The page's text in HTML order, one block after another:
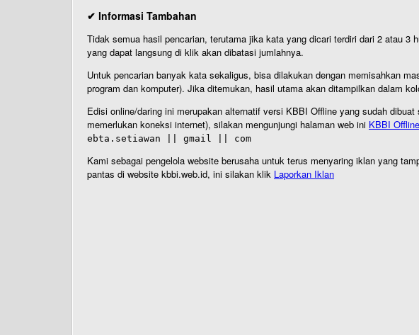
✔ Informasi Tambahan
Tidak semua hasil pencarian, terutama jika kata yang dicari terdiri dari 2 atau
yang dapat langsung di klik akan dibatasi jumlahnya.
Untuk pencarian banyak kata sekaligus, bisa dilakukan dengan memisahkan
program dan komputer). Jika ditemukan, hasil utama akan ditampilkan dalam
Edisi online/daring ini merupakan alternatif versi KBBI Offline yang sudah
memerlukan koneksi internet), silakan mengunjungi halaman web ini KBBI Offline
ebta.setiawan || gmail || com
Kami sebagai pengelola website berusaha untuk terus menyaring iklan yang
pantas di website kbbi.web.id, ini silakan klik Laporkan Iklan